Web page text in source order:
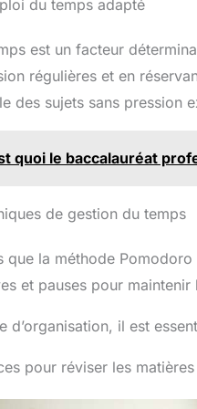
du temps adapté
est un facteur
régulières et en
des sujets sans pression
quoi le baccalauréat
de gestion du temps
que la méthode
et pauses pour
d’organisation, il est
pour réviser les